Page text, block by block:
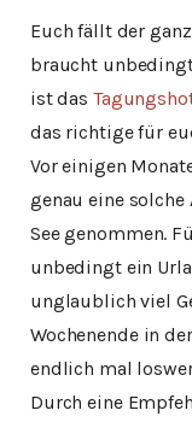
Euch fällt der
braucht
ist das
das richtige für
Vor einigen
genau eine
See genommen.
unbedingt ein
unglaublich viel
Wochenende in
endlich mal
Durch eine